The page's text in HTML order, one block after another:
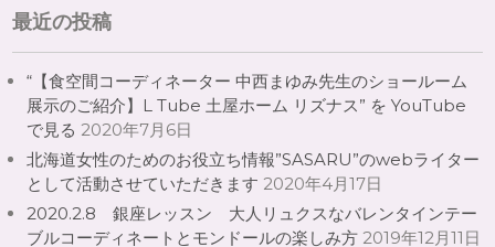
最近の投稿
“【食空間コーディネーター 中西まゆみ先生のショールーム
展示のご紹介】L Tube 土屋ホーム リズナス” を YouTube
で見る 2020年7月6日
北海道女性のためのお役立ち情報”SASARU”のwebライター
として活動させていただきます 2020年4月17日
2020.2.8 銀座レッスン 大人リュクスなバレンタインテー
ブルコーディネートとモンドールの楽しみ方 2019年12月11日